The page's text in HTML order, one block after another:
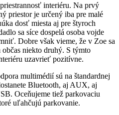
interiéru. Na prvý
priestor je určený iba pre malé
dosť miesta aj pre štyroch
sa síce dospelá osoba vojde
Dobre však vieme, že v Zoe sa
niekto druhý. S týmto
uzavrieť pozitívne.
multimédií sú na štandardnej
Bluetooth, aj AUX, aj
Oceňujeme tiež parkovaciu
uľahčujú parkovanie.